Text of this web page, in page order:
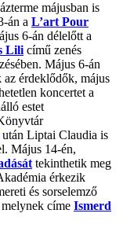
májusban is
án a L’art Pour
6-án délelőtt a
Lili című zenés
Május 6-án
az érdeklődők, május
koncertet a
estet
után Liptai Claudia is
Május 14-én,
tekinthetik meg
érkezik
és sorselemző
címe Ismerd